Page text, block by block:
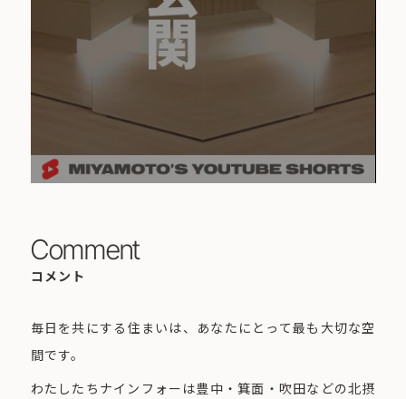
Comment
コメント
毎日を共にする住まいは、あなたにとって最も大切な空
間です。
わたしたちナインフォーは豊中・箕面・吹田などの北摂